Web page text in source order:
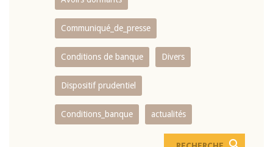
Communiqué_de_presse
Conditions de banque Divers
Dispositif prudentiel
Conditions_banque actualités